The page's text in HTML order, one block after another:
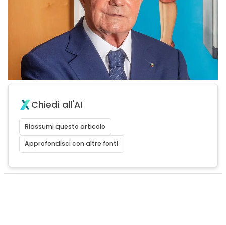
Chiedi all'AI
Riassumi questo articolo
Approfondisci con altre fonti